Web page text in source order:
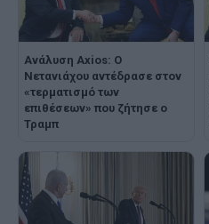
Ανάλυση Axios: Ο
Νετανιάχου αντέδρασε στον
«τερματισμό των
επιθέσεων» που ζήτησε ο
Τραμπ